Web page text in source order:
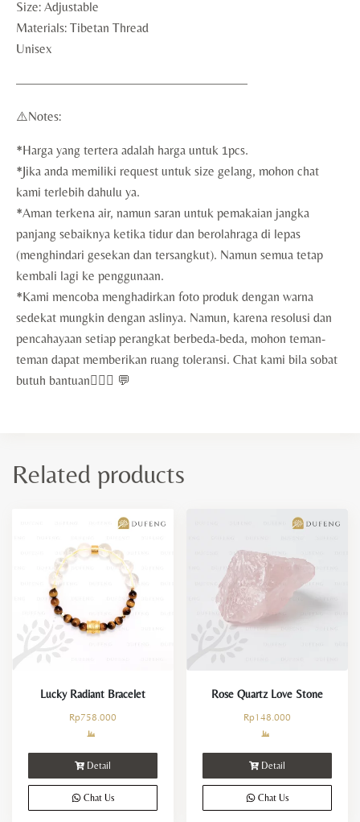
Size: Adjustable
Materials: Tibetan Thread
Unisex
——————————————————
⚠️Notes:
*Harga yang tertera adalah harga untuk 1pcs.
*Jika anda memiliki request untuk size gelang, mohon chat
kami terlebih dahulu ya.
*Aman terkena air, namun saran untuk pemakaian jangka
panjang sebaiknya ketika tidur dan berolahraga di lepas
(menghindari gesekan dan tersangkut). Namun semua tetap
kembali lagi ke penggunaan.
*Kami mencoba menghadirkan foto produk dengan warna
sedekat mungkin dengan aslinya. Namun, karena resolusi dan
pencahayaan setiap perangkat berbeda-beda, mohon teman-
teman dapat memberikan ruang toleransi. Chat kami bila sobat
butuh bantuan🙇🏻‍♀️ 💬
Related products
Lucky Radiant Bracelet
Rp758.000
Detail
Chat Us
Rose Quartz Love Stone
Rp148.000
Detail
Chat Us